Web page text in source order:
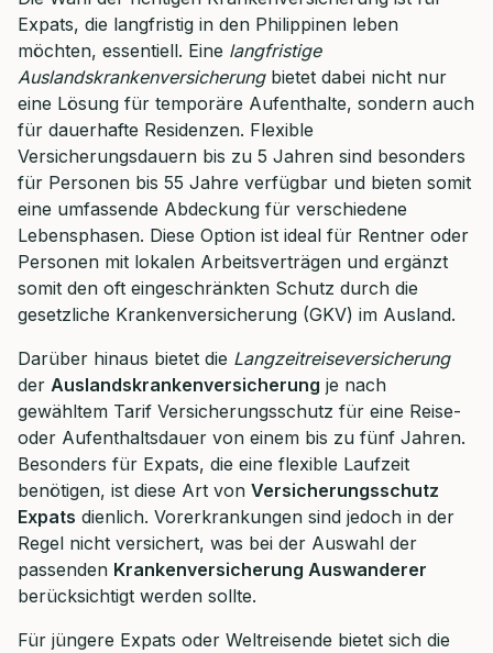
Expats, die langfristig in den Philippinen leben
möchten, essentiell. Eine langfristige
Auslandskrankenversicherungbietet dabei nicht nur
eine Lösung für temporäre Aufenthalte, sondern auch
für dauerhafte Residenzen. Flexible
Versicherungsdauern bis zu 5 Jahren sind besonders
für Personen bis 55 Jahre verfügbar und bieten somit
eine umfassende Abdeckung für verschiedene
Lebensphasen. Diese Option ist ideal für Rentner oder
Personen mit lokalen Arbeitsverträgen und ergänzt
somit den oft eingeschränkten Schutz durch die
gesetzliche Krankenversicherung (GKV) im Ausland.
Darüber hinaus bietet die Langzeitreiseversicherung
der Auslandskrankenversicherung je nach
gewähltem Tarif Versicherungsschutz für eine Reise-
oder Aufenthaltsdauer von einem bis zu fünf Jahren.
Besonders für Expats, die eine flexible Laufzeit
benötigen, ist diese Art von Versicherungsschutz
Expats dienlich. Vorerkrankungen sind jedoch in der
Regel nicht versichert, was bei der Auswahl der
passenden Krankenversicherung Auswanderer
berücksichtigt werden sollte.
Für jüngere Expats oder Weltreisende bietet sich die
Dauer: ca. 30 Minuten
Kostenfrei & unverbindlich
🗓️ Wählen Sie jetzt Ihren Wunschtermin:
Meeting buchen